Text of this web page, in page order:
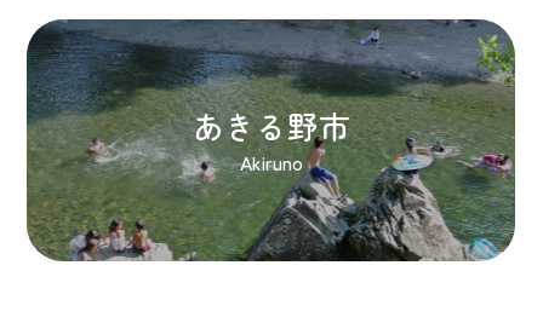
あきる野市
Akiruno